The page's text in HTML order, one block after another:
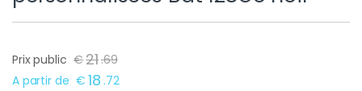
Prix public €21.69
A partir de € 18 .72